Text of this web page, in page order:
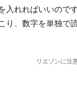
入れればいいので
り、数字を単独で
リエゾンに注